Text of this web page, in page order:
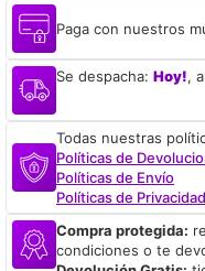
Paga con nuestros
Se despacha: Hoy!,
Todas nuestras
Políticas de
Políticas de Envío
Políticas de Privacidad
Compra protegida:
condiciones o te